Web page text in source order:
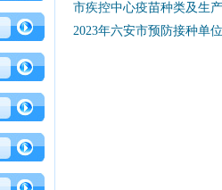
市疾控中心疫苗种类及生
2023年六安市预防接种单